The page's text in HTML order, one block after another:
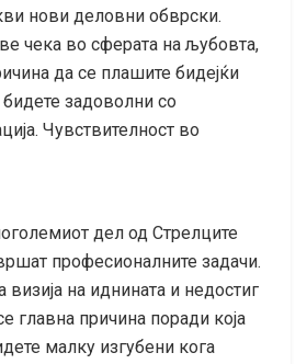
нови деловни обврски.
чека во сферата на љубовта,
да се плашите бидејќи
задоволни со
Чувствителност во
дел од Стрелците
професионалните задачи.
визија на иднината и недостиг
главна причина поради која
малку изгубени кога